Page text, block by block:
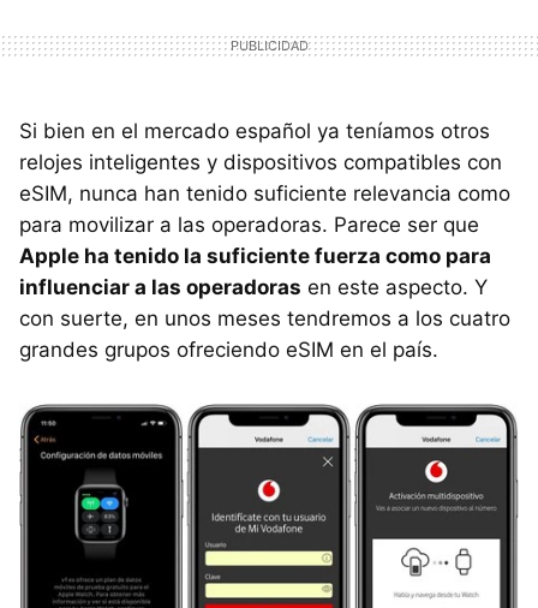
Si bien en el mercado español ya teníamos otros
relojes inteligentes y dispositivos compatibles con
eSIM, nunca han tenido suficiente relevancia como
para movilizar a las operadoras. Parece ser que
Apple ha tenido la suficiente fuerza como para
influenciar a las operadoras en este aspecto. Y
con suerte, en unos meses tendremos a los cuatro
grandes grupos ofreciendo eSIM en el país.